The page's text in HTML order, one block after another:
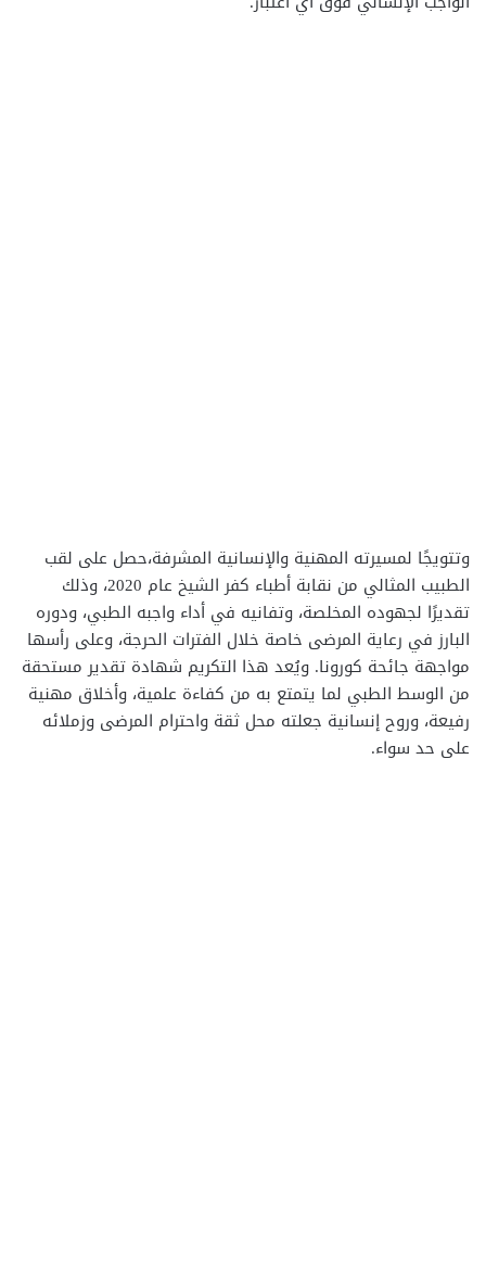
وتتويجًا لمسيرته المهنية والإنسانية المشرفة،حصل على لقب
الطبيب المثالي من نقابة أطباء كفر الشيخ عام 2020، وذلك
تقديرًا لجهوده المخلصة، وتفانيه في أداء واجبه الطبي، ودوره
البارز في رعاية المرضى خاصة خلال الفترات الحرجة، وعلى رأسها
مواجهة جائحة كورونا. ويُعد هذا التكريم شهادة تقدير مستحقة
من الوسط الطبي لما يتمتع به من كفاءة علمية، وأخلاق مهنية
رفيعة، وروح إنسانية جعلته محل ثقة واحترام المرضى وزملائه
على حد سواء.